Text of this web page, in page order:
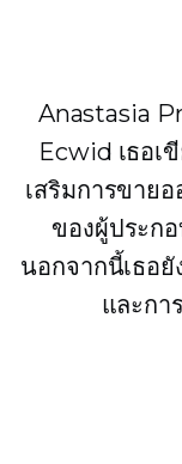
Anastasia
Ecwid เธอเ
เสริมการขาย
ของผู้ประก
นอกจากนี้เธอ
และกา